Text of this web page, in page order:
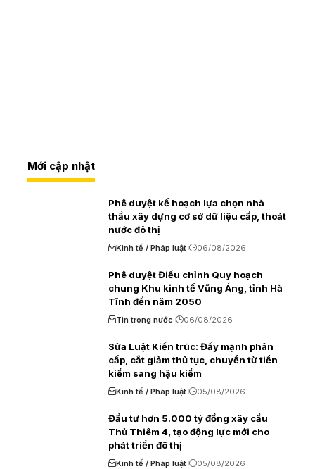
Mới cập nhật
Phê duyệt kế hoạch lựa chọn nhà
thầu xây dựng cơ sở dữ liệu cấp, thoát
nước đô thị
Kinh tế / Pháp luật 06/08/2026
Phê duyệt Điều chỉnh Quy hoạch
chung Khu kinh tế Vũng Áng, tỉnh Hà
Tĩnh đến năm 2050
Tin trong nước 06/08/2026
Sửa Luật Kiến trúc: Đẩy mạnh phân
cấp, cắt giảm thủ tục, chuyển từ tiền
kiểm sang hậu kiểm
Kinh tế / Pháp luật 05/08/2026
Đầu tư hơn 5.000 tỷ đồng xây cầu
Thủ Thiêm 4, tạo động lực mới cho
phát triển đô thị
Kinh tế / Pháp luật 05/08/2026